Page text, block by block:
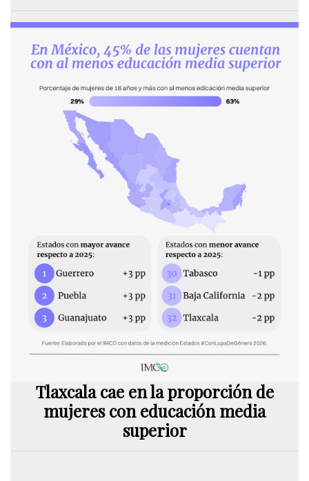
Tlaxcala cae en la proporción de
mujeres con educación media
superior